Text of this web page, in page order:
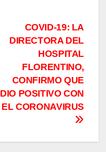
COVID-19: LA
DIRECTORA DEL
HOSPITAL
FLORENTINO,
CONFIRMO QUE
DIO POSITIVO CON
EL CORONAVIRUS